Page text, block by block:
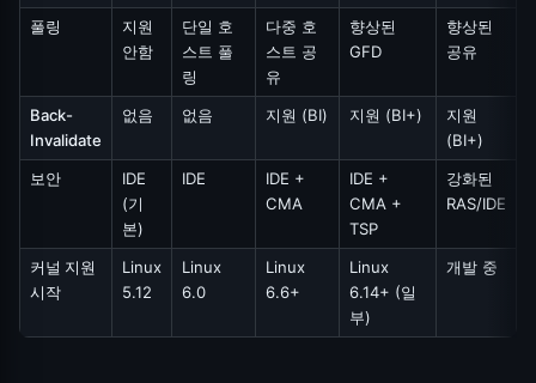
풀링
지원
안함
단일 호
스트 풀
링
다중 호
스트 공
유
향상된
GFD
향상된
공유
Back-
Invalidate
없음 없음 지원 (BI) 지원 (BI+)
지원
(BI+)
보안
IDE
(기
본)
IDE
IDE +
CMA
IDE +
CMA +
TSP
강화된
RAS/IDE
커널 지원
시작
Linux
5.12
Linux
6.0
Linux
6.6+
Linux
6.14+ (일
부)
개발 중